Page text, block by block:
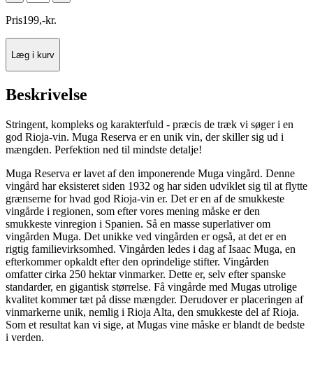
Pris199,-kr.
Læg i kurv
Beskrivelse
Stringent, kompleks og karakterfuld - præcis de træk vi søger i en
god Rioja-vin. Muga Reserva er en unik vin, der skiller sig ud i
mængden. Perfektion ned til mindste detalje!
Muga Reserva er lavet af den imponerende Muga vingård. Denne
vingård har eksisteret siden 1932 og har siden udviklet sig til at flytte
grænserne for hvad god Rioja-vin er. Det er en af de smukkeste
vingårde i regionen, som efter vores mening måske er den
smukkeste vinregion i Spanien. Så en masse superlativer om
vingården Muga. Det unikke ved vingården er også, at det er en
rigtig familievirksomhed. Vingården ledes i dag af Isaac Muga, en
efterkommer opkaldt efter den oprindelige stifter. Vingården
omfatter cirka 250 hektar vinmarker. Dette er, selv efter spanske
standarder, en gigantisk størrelse. Få vingårde med Mugas utrolige
kvalitet kommer tæt på disse mængder. Derudover er placeringen af
vinmarkerne unik, nemlig i Rioja Alta, den smukkeste del af Rioja.
Som et resultat kan vi sige, at Mugas vine måske er blandt de bedste
i verden.